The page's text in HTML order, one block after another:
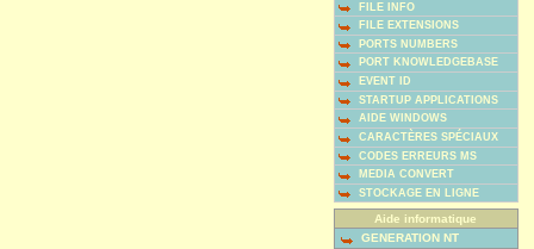
FILE INFO
FILE EXTENSIONS
PORTS NUMBERS
PORT KNOWLEDGEBASE
EVENT ID
STARTUP APPLICATIONS
AIDE WINDOWS
CARACTÈRES SPÉCIAUX
CODES ERREURS MS
MEDIA CONVERT
STOCKAGE EN LIGNE
Aide informatique
GENERATION NT